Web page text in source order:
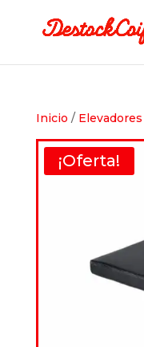
Inicio /
¡Oferta!